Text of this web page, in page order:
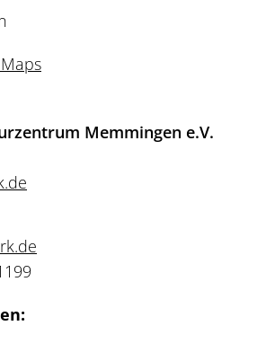
Memmingen e.V.